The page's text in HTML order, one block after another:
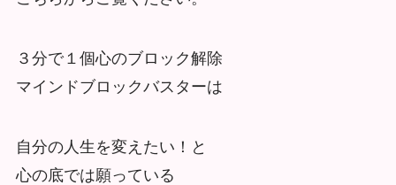
３分で１個心のブロック解除
マインドブロックバスターは
自分の人生を変えたい！と
心の底では願っている